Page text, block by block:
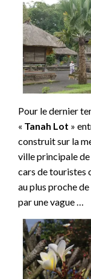
Pour le dernier
« Tanah Lot »
construit sur la
ville principale
cars de touristes
au plus proche
par une vague …